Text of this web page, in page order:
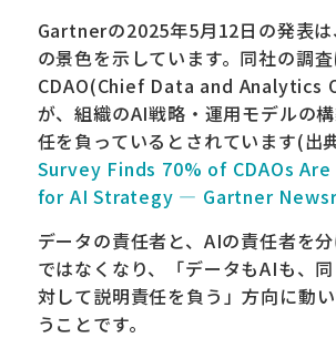
Gartnerの2025年5月12日の発表
の景色を示しています。同社の調査
CDAO(Chief Data and Analytics
が、組織のAI戦略・運用モデルの
任を負っているとされています(出
Survey Finds 70% of CDAOs
for AI Strategy — Gartner
データの責任者と、AIの責任者を
ではなくなり、「データもAIも、
対して説明責任を負う」方向に動
うことです。